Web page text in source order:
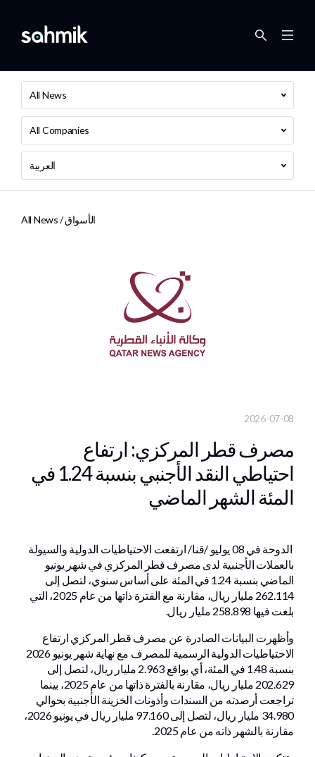
All News
All Companies
العربية
All News /الأسواق
2026-07-08
مصرف قطر المركزي: ارتفاع
احتياطي النقد الأجنبي بنسبة 1.24 في
المئة الشهر الماضي
الدوحة في 08 يوليو /قنا/ ارتفعت الاحتياطيات الدولية والسيولة
بالعملات الأجنبية لدى مصرف قطر المركزي في شهر يونيو
الماضي بنسبة 1.24 في المئة على أساس سنوي، لتصل إلى
262.114 مليار ريال، مقارنة مع الفترة ذاتها من عام 2025، التي
بلغت فيها 258.898 مليار ريال.
وأظهرت البيانات الصادرة عن مصرف قطر المركزي ارتفاع
الاحتياطيات الدولية الرسمية للمصرف مع نهاية شهر يونيو 2026
بنسبة 1.48 في المئة، أي بواقع 2.963 مليار ريال، لتصل إلى
202.629 مليار ريال، مقارنة بالفترة ذاتها من عام 2025، بينما
تراجعت أرصدته من السندات وأذونات الخزينة الأجنبية بحوالي
34.980 مليار ريال، لتصل إلى 97.160 مليار ريال في يونيو 2026،
مقارنة بالشهر ذاته من عام 2025.